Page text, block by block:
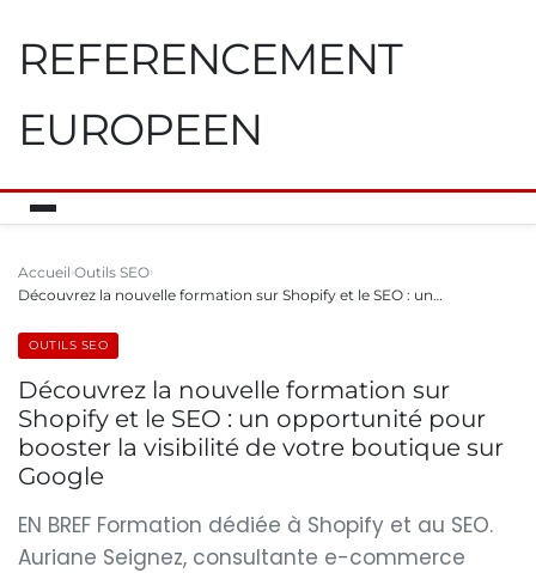
REFERENCEMENT
EUROPEEN
Accueil Outils SEO
Découvrez la nouvelle formation sur Shopify et le SEO : un…
OUTILS SEO
Découvrez la nouvelle formation sur
Shopify et le SEO : un opportunité pour
booster la visibilité de votre boutique sur
Google
EN BREF Formation dédiée à Shopify et au SEO.
Auriane Seignez, consultante e-commerce